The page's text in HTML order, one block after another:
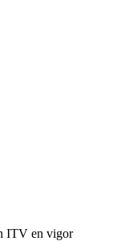
ITV en vigor